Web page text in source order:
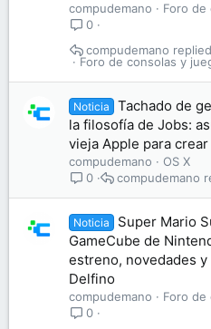
compudemano
Foro de
0
Foro de consolas y
compudemano
Noticia
Tachado de
la filosofía de Jobs:
vieja Apple para
compudemano
OS X
0
compudemano
Noticia
Super Mario
GameCube de
estreno, novedades
Delfino
compudemano
Foro de
0